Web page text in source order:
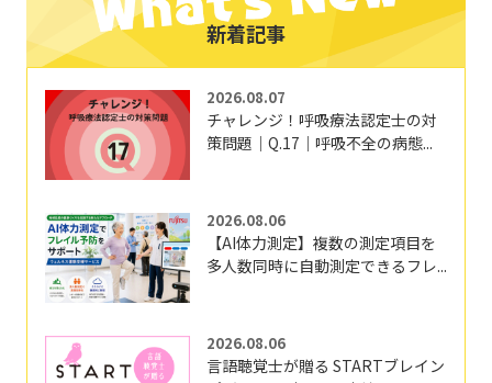
新着記事
2026.08.07
チャレンジ！呼吸療法認定士の対
策問題｜Q.17｜呼吸不全の病態...
2026.08.06
【AI体力測定】複数の測定項目を
多人数同時に自動測定できるフレ...
2026.08.06
言語聴覚士が贈る STARTブレイン